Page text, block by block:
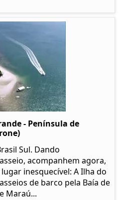
- Península de
Sul. Dando
acompanhem agora,
inesquecível: A Ilha do
de barco pela Baía de
Maraú...